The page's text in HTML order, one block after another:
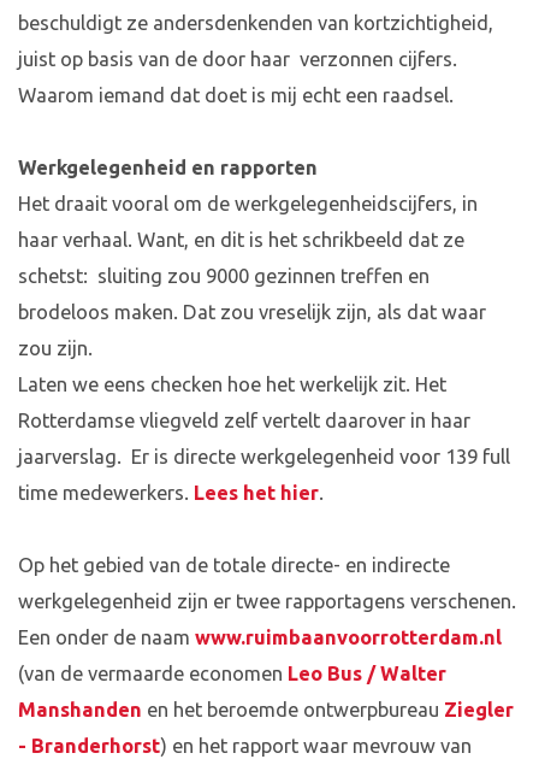
beschuldigt ze andersdenkenden van kortzichtigheid,
juist op basis van de door haar verzonnen cijfers.
Waarom iemand dat doet is mij echt een raadsel.
Werkgelegenheid en rapporten
Het draait vooral om de werkgelegenheidscijfers, in
haar verhaal. Want, en dit is het schrikbeeld dat ze
schetst: sluiting zou 9000 gezinnen treffen en
brodeloos maken. Dat zou vreselijk zijn, als dat waar
zou zijn.
Laten we eens checken hoe het werkelijk zit. Het
Rotterdamse vliegveld zelf vertelt daarover in haar
jaarverslag. Er is directe werkgelegenheid voor 139 full
time medewerkers. Lees het hier.
Op het gebied van de totale directe- en indirecte
werkgelegenheid zijn er twee rapportagens verschenen.
Een onder de naam www.ruimbaanvoorrotterdam.nl
(van de vermaarde economen Leo Bus / Walter
Manshanden en het beroemde ontwerpbureau Ziegler
- Branderhorst) en het rapport waar mevrouw van